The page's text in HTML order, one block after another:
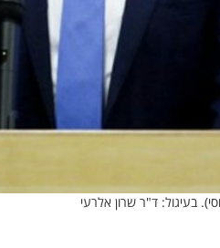
בעיגול: ד"ר שרון אלרעי